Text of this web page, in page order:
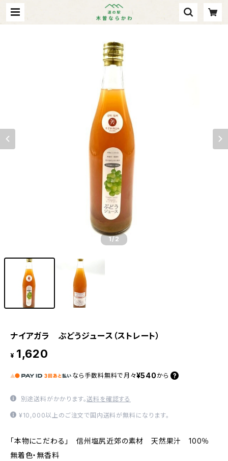
1/2
ナイアガラ ぶどうジュース（ストレート）
¥ 1,620
なら 手数料無料で 月々¥540 から
別途送料がかかります。送料を確認する
¥10,000以上のご注文で国内送料が無料になります。
「本物にこだわる」 信州塩尻近郊の素材 天然果汁 100％
無着色・無香料